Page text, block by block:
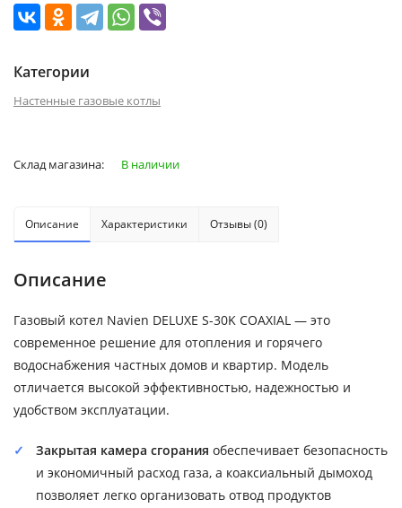
Категории
Настенные газовые котлы
Склад магазина: В наличии
Описание Характеристики Отзывы (0)
Описание
Газовый котел Navien DELUXE S-30K COAXIAL — это
современное решение для отопления и горячего
водоснабжения частных домов и квартир. Модель
отличается высокой эффективностью, надежностью и
удобством эксплуатации.
Закрытая камера сгорания обеспечивает безопасность
и экономичный расход газа, а коаксиальный дымоход
позволяет легко организовать отвод продуктов